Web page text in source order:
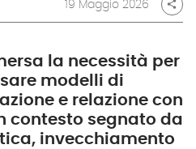
19 Maggio 2026 share
la necessità per
modelli di
e relazione con
contesto segnato da
invecchiamento